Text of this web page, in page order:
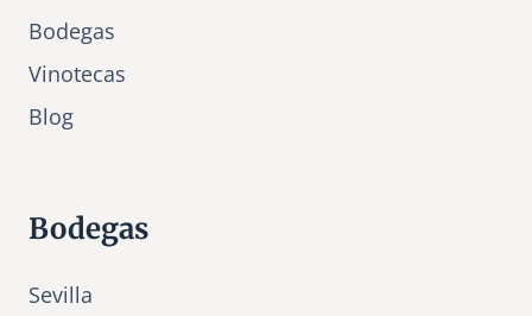
Bodegas
Vinotecas
Blog
Bodegas
Sevilla